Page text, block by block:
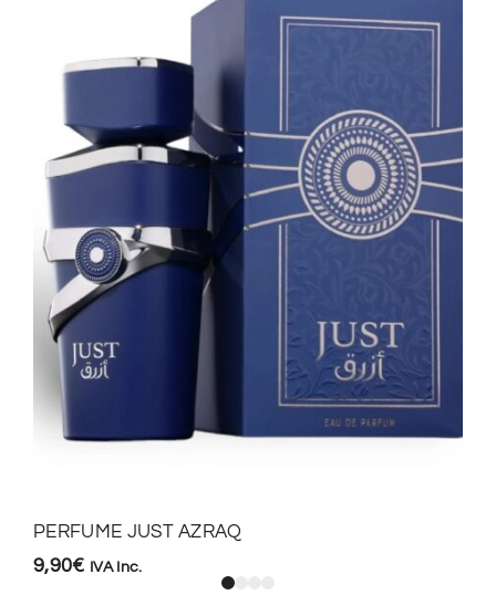
PERFUME JUST AZRAQ
9,90€ IVA Inc.